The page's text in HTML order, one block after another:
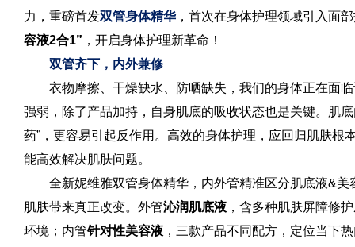
力，重磅首发双管身体精华，首次在身体护理领域引入面
容液2合1” ，开启身体护理新革命！
双管齐下，内外兼修
衣物摩擦、干燥缺水、防晒缺失，我们的身体正在面
强弱，除了产品加持，自身肌底的吸收状态也是关键。肌
药”，更容易引起反作用。高效的身体护理，应回归肌肤根
能高效解决肌肤问题。
全新妮维雅双管身体精华，内外管精准区分肌底液&
肌肤带来真正改变。外管沁润肌底液 ，含多种肌肤屏障修
环境；内管针对性美容液 ，三款产品不同配方，定位当下